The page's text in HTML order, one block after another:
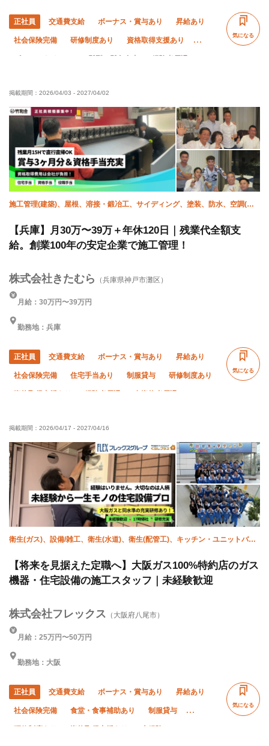
正社員 交通費支給 ボーナス・賞与あり 昇給あり
社会保険完備 研修制度あり 資格取得支援あり
車・バイク通勤OK 年末年始休暇
気になる
掲載期間： 2026/04/03 - 2027/04/02
施工管理(建築)、屋根、溶接・鍛冶工、サイディング、塗装、防水、空調(配
【兵庫】月30万〜39万＋年休120日｜残業代全額支
給。創業100年の安定企業で施工管理！
株式会社きたむら （兵庫県神戸市灘区）
月給：30万円〜39万円
勤務地：兵庫
正社員 交通費支給 ボーナス・賞与あり 昇給あり
社会保険完備 住宅手当あり 制服貸与 研修制度あり
残業月20時間以下 直帰・直行OK
完全週休二日制 夏季休暇 年末年始休暇
車・バイク通勤OK
気になる
掲載期間： 2026/04/17 - 2027/04/16
衛生(ガス)、設備/雑工、衛生(水道)、衛生(配管工)、キッチン・ユニットバ
【将来を見据えた定職へ】大阪ガス100%特約店のガス
機器・住宅設備の施工スタッフ｜未経験歓迎
株式会社フレックス （大阪府八尾市）
月給：25万円〜50万円
勤務地：大阪
正社員 交通費支給 ボーナス・賞与あり 昇給あり
社会保険完備 食堂・食事補助あり 制服貸与
研修制度あり 資格取得支援あり 未経験OK
気になる